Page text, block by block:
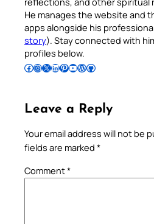
He manages the website and
apps alongside his
story). Stay connected with
profiles below.
Follow Pradeep on Facebook Follow Pradeep on InstagramFollow Pradeep on X Follow Pradeep on LinkedIn Follow Pradeep on Pinterest Subscribe to Pradeep’s Youtube Channel Follow Pradeep on WordPress Follow Pradeep on GitHub
Leave a Reply
Your email address will not be
fields are marked *
Comment*